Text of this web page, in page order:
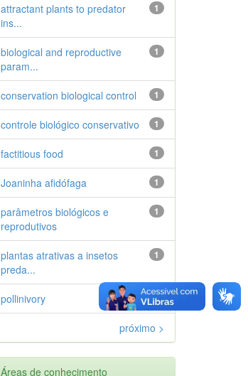
1
attractant plants to predator
ins...
1
biological and reproductive
param...
1
conservation biological control
1
controle biológico conservativo
1
factitious food
1
Joaninha afidófaga
1
parâmetros biológicos e
reprodutivos
1
plantas atrativas a insetos
preda...
1
pollinivory
próximo >
Áreas de conhecimento